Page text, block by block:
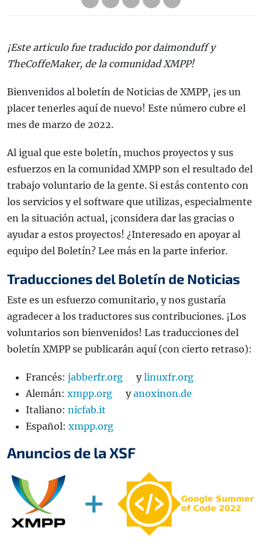
¡Este articulo fue traducido por daimonduff y
TheCoffeMaker, de la comunidad XMPP!
Bienvenidos al boletín de Noticias de XMPP, ¡es un
placer tenerles aquí de nuevo! Este número cubre el
mes de marzo de 2022.
Al igual que este boletín, muchos proyectos y sus
esfuerzos en la comunidad XMPP son el resultado del
trabajo voluntario de la gente. Si estás contento con
los servicios y el software que utilizas, especialmente
en la situación actual, ¡considera dar las gracias o
ayudar a estos proyectos! ¿Interesado en apoyar al
equipo del Boletín? Lee más en la parte inferior.
Traducciones del Boletín de Noticias
Este es un esfuerzo comunitario, y nos gustaría
agradecer a los traductores sus contribuciones. ¡Los
voluntarios son bienvenidos! Las traducciones del
boletín XMPP se publicarán aquí (con cierto retraso):
Francés: jabberfr.org ylinuxfr.org
Alemán: xmpp.org yanoxinon.de
Italiano: nicfab.it
Español: xmpp.org
Anuncios de la XSF